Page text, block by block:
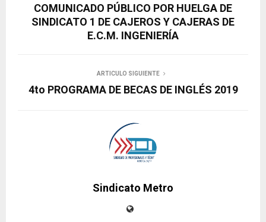
COMUNICADO PÚBLICO POR HUELGA DE
SINDICATO 1 DE CAJEROS Y CAJERAS DE
E.C.M. INGENIERÍA
ARTICULO SIGUIENTE
4to PROGRAMA DE BECAS DE INGLÉS 2019
Sindicato Metro